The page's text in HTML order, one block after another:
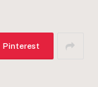
Pinterest